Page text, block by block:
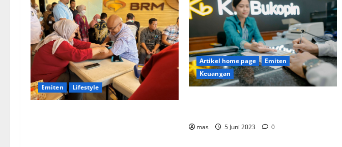
Emiten Lifestyle
Artikel home page
Emiten
Keuangan
mas 5 Juni 2023 0